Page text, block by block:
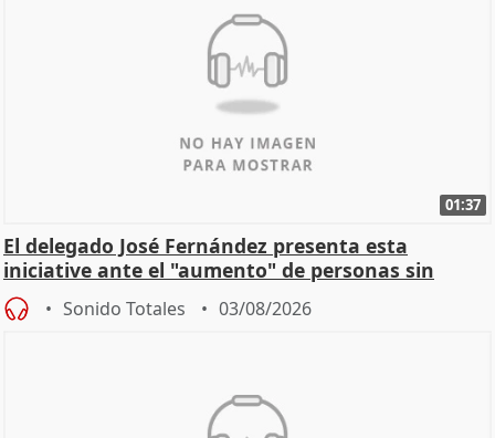
01:37
El delegado José Fernández presenta esta
iniciative ante el "aumento" de personas sin
hogar en Madri
Sonido Totales 03/08/2026